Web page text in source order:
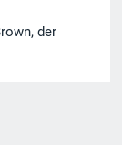
der